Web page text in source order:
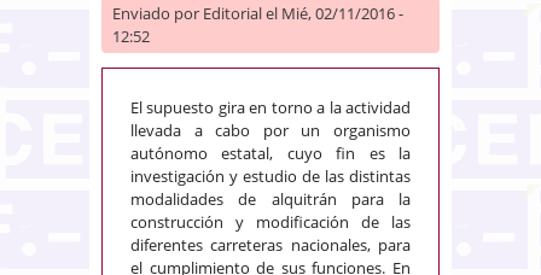
Enviado por Editorialel Mié, 02/11/2016 -
12:52
El supuesto gira en torno a la actividad
llevada a cabo por un organismo
autónomo estatal, cuyo fin es la
investigación y estudio de las distintas
modalidades de alquitrán para la
construcción y modificación de las
diferentes carreteras nacionales, para
el cumplimiento de sus funciones. En